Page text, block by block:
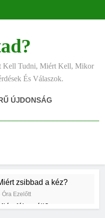
Kell Tudni, Miért Kell, Mikor
És Válaszok.
ÚJDONSÁG
zsibbad a kéz?
Óra Ezelőtt
fáj a váll?